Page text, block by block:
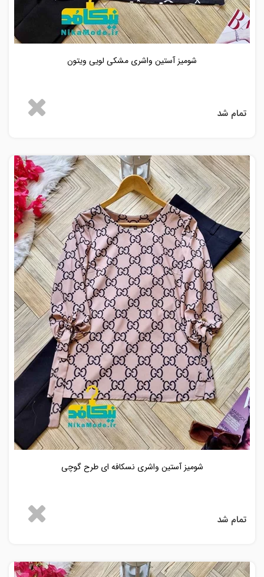
شومیز آستین واشری مشکی لویی ویتون
تمام شد
شومیز آستین واشری نسکافه ای طرح گوچی
تمام شد